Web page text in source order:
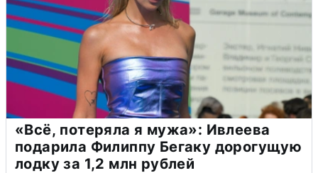
«Всё, потеряла я мужа»: Ивлеева
подарила Филиппу Бегаку дорогущую
лодку за 1,2 млн рублей